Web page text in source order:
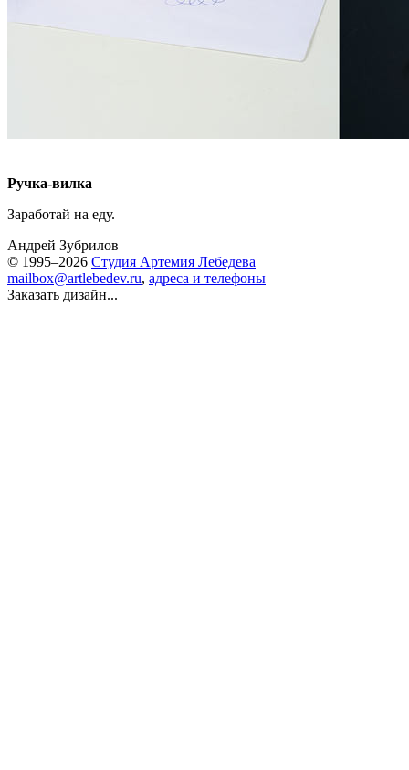
Ручка-вилка
Заработай на еду.
Андрей Зубрилов
© 1995–2026 Студия Артемия Лебедева
mailbox@artlebedev.ru, адреса и телефоны
Заказать дизайн...